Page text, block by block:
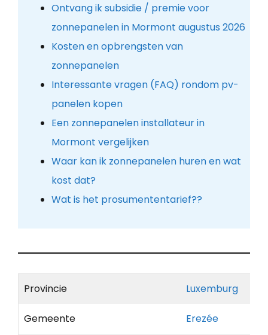
Ontvang ik subsidie / premie voor
zonnepanelen in Mormont augustus 2026
Kosten en opbrengsten van
zonnepanelen
Interessante vragen (FAQ) rondom pv-
panelen kopen
Een zonnepanelen installateur in
Mormont vergelijken
Waar kan ik zonnepanelen huren en wat
kost dat?
Wat is het prosumententarief??
Provincie Luxemburg
Gemeente Erezée